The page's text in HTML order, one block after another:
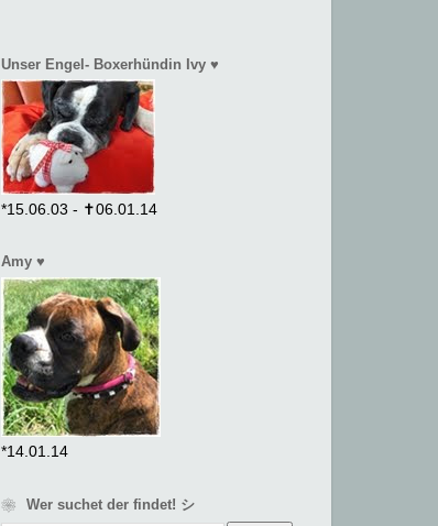
Unser Engel- Boxerhündin Ivy ♥
*15.06.03 - ✝06.01.14
Amy ♥
*14.01.14
❀ Wer suchet der findet! シ